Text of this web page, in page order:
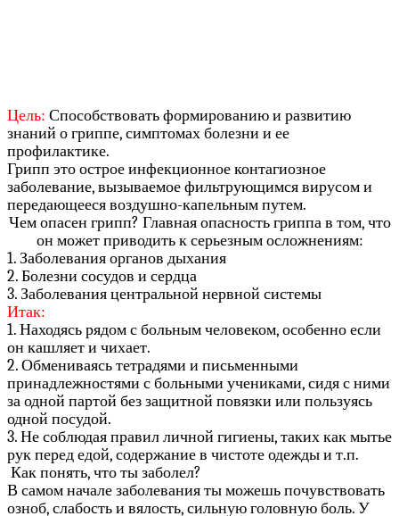
Цель: Способствовать формированию и развитию
знаний о гриппе, симптомах болезни и ее
профилактике.
Грипп это острое инфекционное контагиозное
заболевание, вызываемое фильтрующимся вирусом и
передающееся воздушно-капельным путем.
Чем опасен грипп? Главная опасность гриппа в том, что
он может приводить к серьезным осложнениям:
1. Заболевания органов дыхания
2. Болезни сосудов и сердца
3. Заболевания центральной нервной системы
Итак:
1. Находясь рядом с больным человеком, особенно если
он кашляет и чихает.
2. Обмениваясь тетрадями и письменными
принадлежностями с больными учениками, сидя с ними
за одной партой без защитной повязки или пользуясь
одной посудой.
3. Не соблюдая правил личной гигиены, таких как мытье
рук перед едой, содержание в чистоте одежды и т.п.
Как понять, что ты заболел?
В самом начале заболевания ты можешь почувствовать
озноб, слабость и вялость, сильную головную боль. У